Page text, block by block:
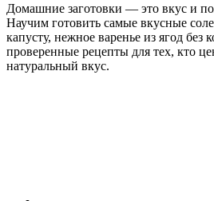
Домашние заготовки — это вкус и
Научим готовить самые вкусные
капусту, нежное варенье из ягод без
проверенные рецепты для тех, кто
натуральный вкус.